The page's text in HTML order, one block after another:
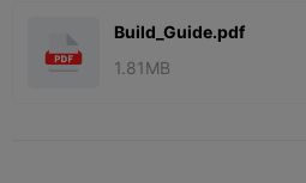
Build_Guide.pdf
1.81MB